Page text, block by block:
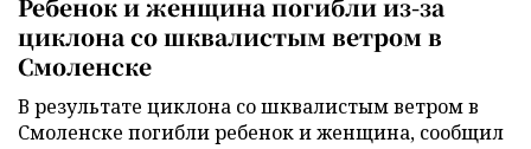
циклона со шквалистым ветром в
Смоленске
В результате циклона со шквалистым ветром в
Смоленске погибли ребенок и женщина, сообщил